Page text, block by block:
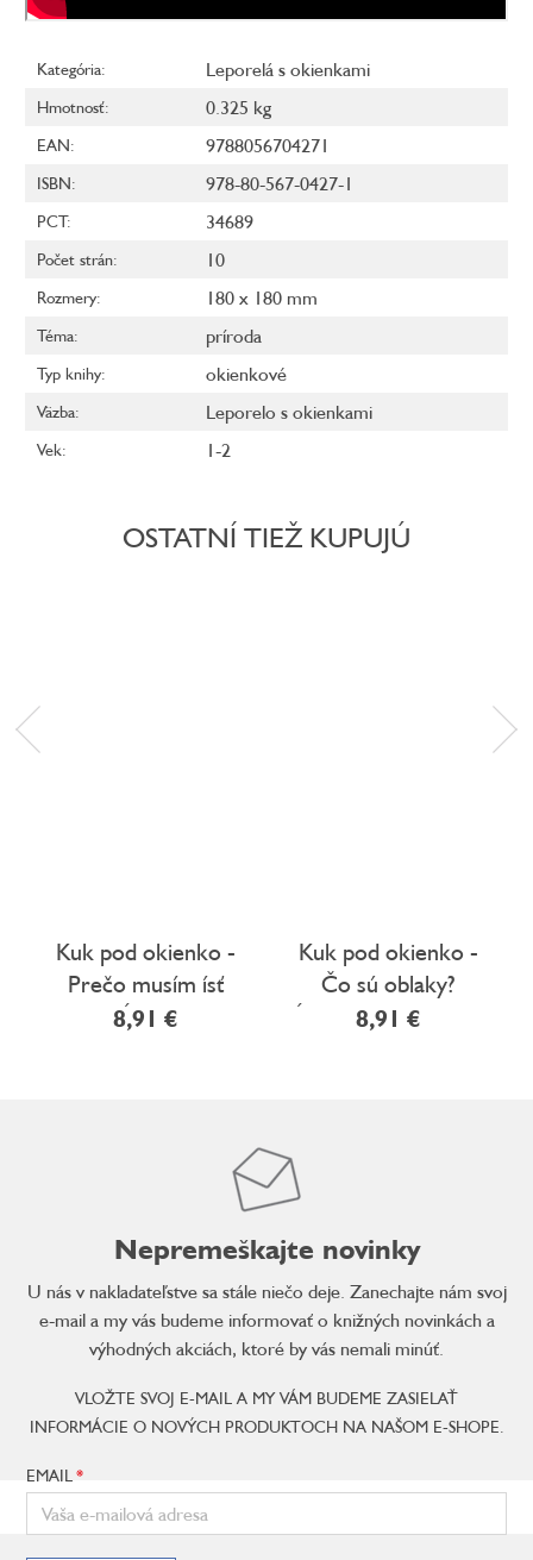
Kategória: Leporelá s okienkami
Hmotnosť: 0.325 kg
EAN: 9788056704271
ISBN: 978-80-567-0427-1
PCT: 34689
Počet strán: 10
Rozmery: 180 x 180 mm
Téma: príroda
Typ knihy: okienkové
Väzba: Leporelo s okienkami
Vek: 1-2
OSTATNÍ TIEŽ KUPUJÚ
Kuk pod okienko -
Prečo musím ísť
spať? Úplne prvé
8,91 €
Kuk pod okienko -
Čo sú oblaky?
Úplne prvé otázky a
8,91 €
Nepremeškajte novinky
U nás v nakladateľstve sa stále niečo deje. Zanechajte nám svoj
e-mail a my vás budeme informovať o knižných novinkách a
výhodných akciách, ktoré by vás nemali minúť.
VLOŽTE SVOJ E-MAIL A MY VÁM BUDEME ZASIELAŤ
INFORMÁCIE O NOVÝCH PRODUKTOCH NA NAŠOM E-SHOPE.
EMAIL